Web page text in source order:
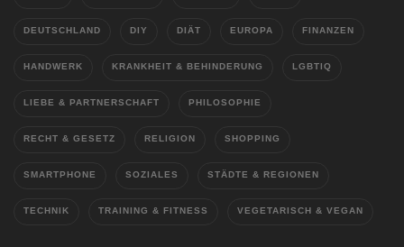
DEUTSCHLAND DIY DIÄT EUROPA FINANZEN
HANDWERK KRANKHEIT & BEHINDERUNG LGBTIQ
LIEBE & PARTNERSCHAFT PHILOSOPHIE
RECHT & GESETZ RELIGION SHOPPING
SMARTPHONE SOZIALES STÄDTE & REGIONEN
TECHNIK TRAINING & FITNESS VEGETARISCH & VEGAN